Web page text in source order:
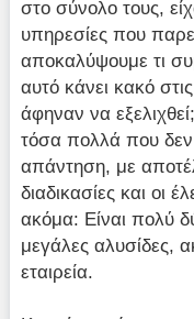
στο σύνολο τους,
υπηρεσίες που
αποκαλύψουμε τι
αυτό κάνει κακό στις
άφηναν να
τόσα πολλά που δεν
απάντηση, με
διαδικασίες και οι
ακόμα: Είναι πολύ
μεγάλες αλυσίδες,
εταιρεία.